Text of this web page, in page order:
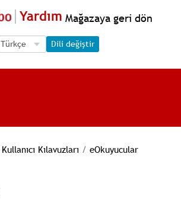
Yardım Mağazaya geri dön
Language Selection
Language Selection
Dili değiştir
Kullanıcı Kılavuzları / eOkuyucular